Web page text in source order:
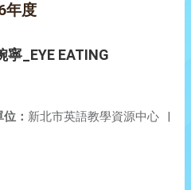
年度
_EYE EATING
： 新北市英語教學資源中心 |